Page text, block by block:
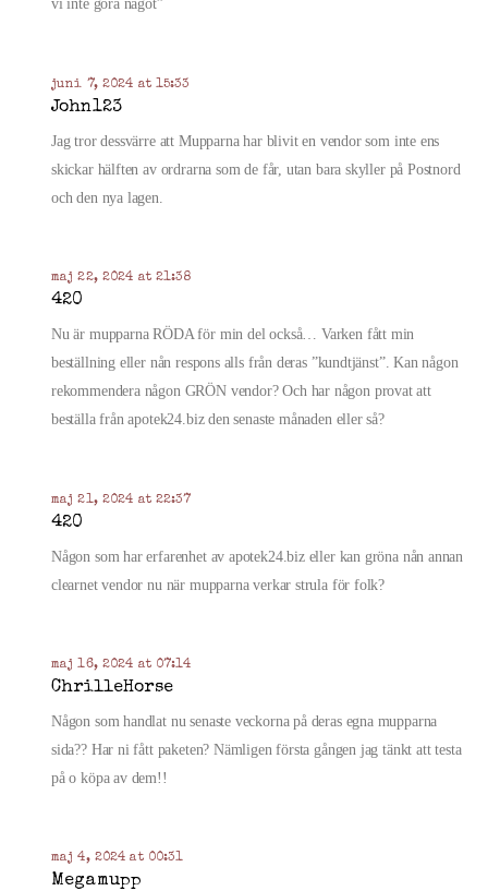
vi inte göra något”
juni 7, 2024 at 15:33
John123
Jag tror dessvärre att Mupparna har blivit en vendor som inte ens
skickar hälften av ordrarna som de får, utan bara skyller på Postnord
och den nya lagen.
maj 22, 2024 at 21:38
420
Nu är mupparna RÖDA för min del också… Varken fått min
beställning eller nån respons alls från deras ”kundtjänst”. Kan någon
rekommendera någon GRÖN vendor? Och har någon provat att
beställa från apotek24.biz den senaste månaden eller så?
maj 21, 2024 at 22:37
420
Någon som har erfarenhet av apotek24.biz eller kan gröna nån annan
clearnet vendor nu när mupparna verkar strula för folk?
maj 16, 2024 at 07:14
ChrilleHorse
Någon som handlat nu senaste veckorna på deras egna mupparna
sida?? Har ni fått paketen? Nämligen första gången jag tänkt att testa
på o köpa av dem!!
maj 4, 2024 at 00:31
Megamupp